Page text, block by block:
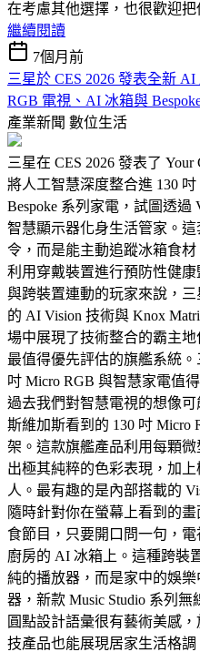
在考慮其他選擇，也很歡迎
繼續閱讀
7個月前
三星於 CES 2026 發表全新
RGB 電視、AI 冰箱與
產業新聞 數位生活
三星在 CES 2026 發表了 Your
將人工智慧深度整合進 130
Bespoke 系列家電，試圖透過
智慧顯示器化身生活管家。
令，而是能主動追蹤冰箱食
利用穿戴裝置進行預防性健
與跨裝置連動的玩家來說，三
的 AI Vision 技術與 Knox
場中展現了技術整合的霸主
最值得優先評估的旗艦系統
吋 Micro RGB 與智慧家電值
過去我們對智慧電視的想像
斯維加斯看到的 130 吋 Micro
架。這款旗艦產品利用每顆
出極其純粹的色彩表現，加
人。最有趣的是內部搭載的
隨時針對你在螢幕上看到的
食節目，只要開口問一句，
廚房的 AI 冰箱上。這種跨裝
純的播放器，而是家中的娛
器，新款 Music Studio 系列
圓點設計語彙很有藝術美感
技產品也能展現居家生活格